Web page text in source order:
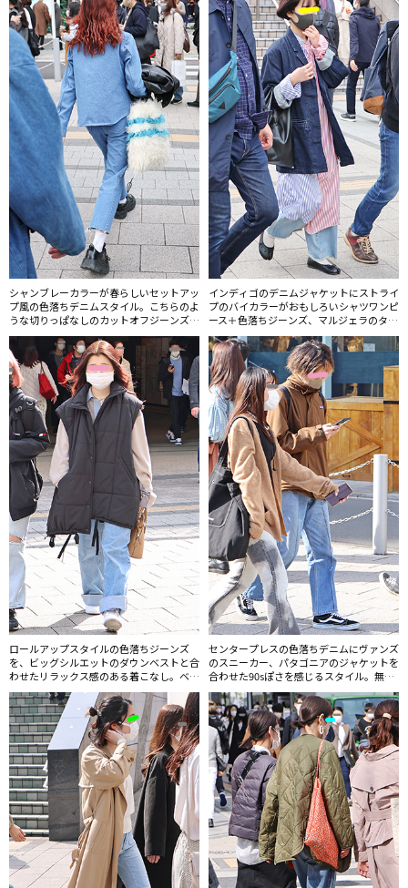
シャンブレーカラーが春らしいセットアッ
プ風の色落ちデニムスタイル。こちらのよ
うな切りっぱなしのカットオフジーンズも
多く、特に女性に取り入れられていた。
インディゴのデニムジャケットにストライ
プのバイカラーがおもしろいシャツワンピ
ース＋色落ちジーンズ、マルジェラのタビ
バレエシューズ＋バッグもマルジェラのジ
ャパニーズという要素たっぷりの組み合わ
せ。
ロールアップスタイルの色落ちジーンズ
を、ビッグシルエットのダウンベストと合
わせたリラックス感のある着こなし。ベス
トによるアレンジも引き続き人気だ。
センタープレスの色落ちデニムにヴァンズ
のスニーカー、パタゴニアのジャケットを
合わせた90sぽさを感じるスタイル。無造
作なヘアスタイルもグランジっぽい。